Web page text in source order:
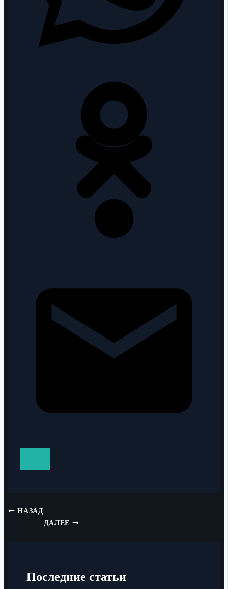
НАЗАД
ДАЛЕЕ
Последние статьи